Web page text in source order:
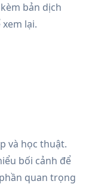
bản dịch
lại.
và học thuật.
bối cảnh để
quan trọng